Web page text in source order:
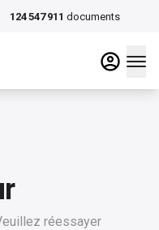
124 547 911 documents
réessayer